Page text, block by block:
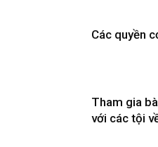
Các quyền
Tham gia
với các tội